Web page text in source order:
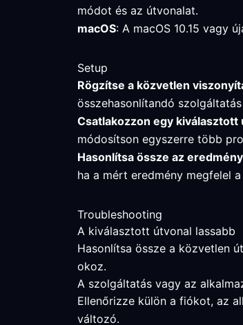
módot és az útvonalat.
macOS: A macOS 10.15 vagy
Setup
Rögzítse a közvetlen
összehasonlítandó
Csatlakozzon egy kiválasztott
módosítson egyszerre több
Hasonlítsa össze az
ha a mért eredmény megfelel
Troubleshooting
A kiválasztott útvonal lassabb
Hasonlítsa össze a közvetlen
okoz.
A szolgáltatás vagy az
Ellenőrizze külön a fiókot, az
változó.